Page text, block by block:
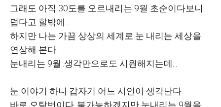
그래도 아직 30도를 오르내리는 9월 초순이다보니
덥다고 할밖에..
하지만 나는 가끔 상상의 세계로 눈 내리는 세상을
연상해 본다.
눈내리는 9월..생각만으로도 시원해지는데...
눈 이야기 하니 갑자기 어느 시인이 생각난다.
바로 오탁번이다..불가능하겠지만 눈내리는 9월을